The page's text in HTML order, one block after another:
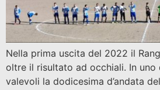
Nella prima uscita del 2022 il
oltre il risultato ad occhiali. In uno
valevoli la dodicesima d’andata